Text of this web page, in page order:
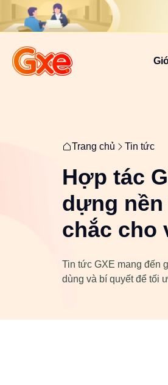
Trang chủ Tin tức
Hợp tác
dựng
chắc cho
Tin tức GXE mang đến
dùng và bí quyết để tối